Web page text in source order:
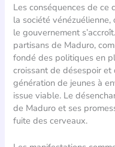
Les conséquences de ce
la société
le gouvernement
partisans de Maduro,
fondé des politiques en
croissant de désespoir et
génération de jeunes à
issue viable. Le
de Maduro et ses
fuite des cerveaux.